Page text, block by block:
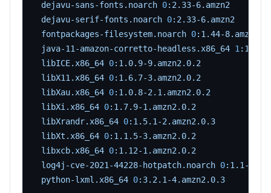
dejavu-sans-fonts.noarch 0:2.33-6.amzn2
dejavu-serif-fonts.noarch 0:2.33-6.amzn2
fontpackages-filesystem.noarch 0:1.44-8.amzn2
java-11-amazon-corretto-headless.x86_64 1
libICE.x86_64 0:1.0.9-9.amzn2.0.2
libX11.x86_64 0:1.6.7-3.amzn2.0.2
libXau.x86_64 0:1.0.8-2.1.amzn2.0.2
libXi.x86_64 0:1.7.9-1.amzn2.0.2
libXrandr.x86_64 0:1.5.1-2.amzn2.0.3
libXt.x86_64 0:1.1.5-3.amzn2.0.2
libxcb.x86_64 0:1.12-1.amzn2.0.2
log4j-cve-2021-44228-hotpatch.noarch 0:1.1-
python-lxml.x86_64 0:3.2.1-4.amzn2.0.3